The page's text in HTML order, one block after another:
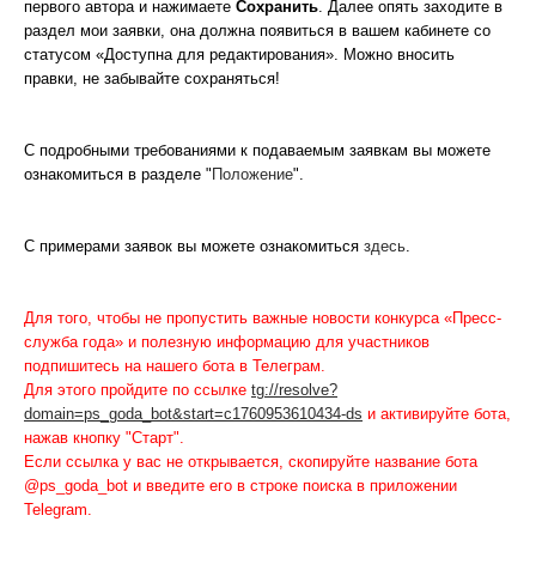
первого автора и нажимаете Сохранить . Далее опять заходите в
раздел мои заявки, она должна появиться в вашем кабинете со
статусом «Доступна для редактирования». Можно вносить
правки, не забывайте сохраняться!
С подробными требованиями к подаваемым заявкам вы можете
ознакомиться в разделе " Положение".
С примерами заявок вы можете ознакомиться здесь
Для того, чтобы не пропустить важные новости конкурса «Пресс-
служба года» и полезную информацию для участников
подпишитесь на нашего бота в Телеграм.
Для этого пройдите по ссылке tg://resolve?
domain=ps_goda_bot&start=c1760953610434-ds и активируйте бота,
нажав кнопку "Старт".
Если ссылка у вас не открывается, скопируйте название бота
@ps_goda_bot и введите его в строке поиска в приложении
Telegram.